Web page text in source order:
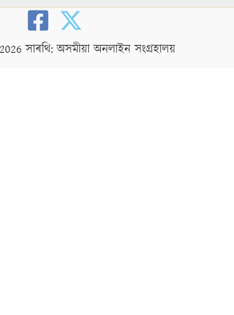
সাৰথি: অসমীয়া অনলাইন সংগ্ৰহালয়